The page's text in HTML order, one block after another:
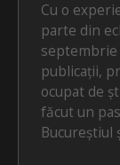
Cu o
parte din
septembrie
publicații,
ocupat de
făcut un
Bucureștiul